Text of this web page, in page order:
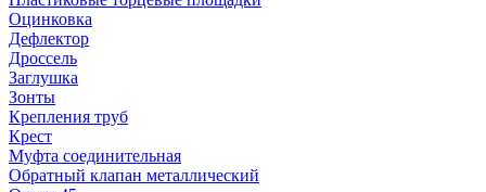
Оцинковка
Дефлектор
Дроссель
Заглушка
Зонты
Крепления труб
Крест
Муфта соединительная
Обратный клапан металлический